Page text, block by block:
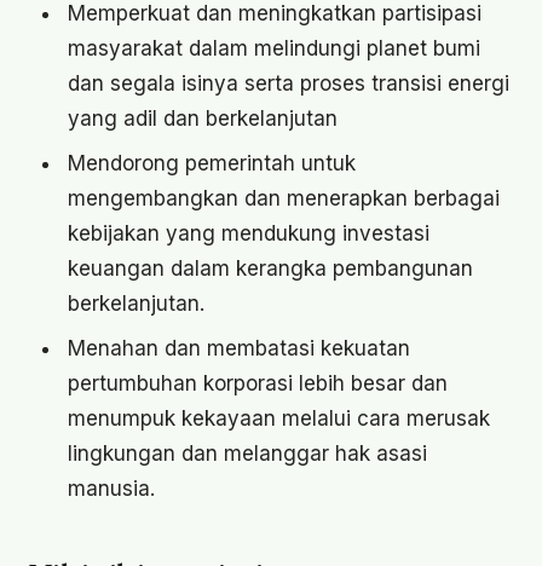
Memperkuat dan meningkatkan partisipasi
masyarakat dalam melindungi planet bumi
dan segala isinya serta proses transisi energi
yang adil dan berkelanjutan
Mendorong pemerintah untuk
mengembangkan dan menerapkan berbagai
kebijakan yang mendukung investasi
keuangan dalam kerangka pembangunan
berkelanjutan.
Menahan dan membatasi kekuatan
pertumbuhan korporasi lebih besar dan
menumpuk kekayaan melalui cara merusak
lingkungan dan melanggar hak asasi
manusia.